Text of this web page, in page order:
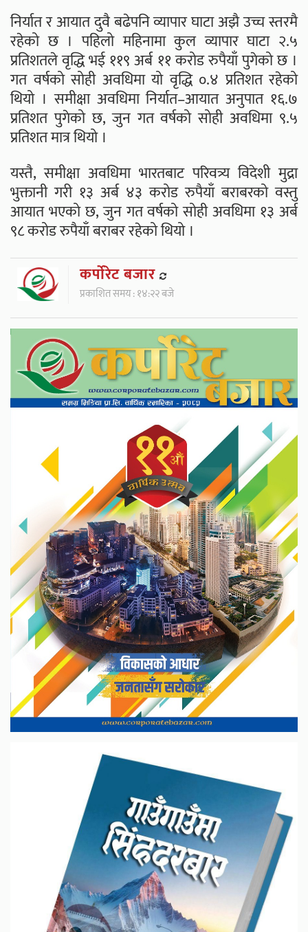
निर्यात र आयात दुवै बढेपनि व्यापार घाटा अझै उच्च स्तरमै
रहेको छ । पहिलो महिनामा कुल व्यापार घाटा २.५
प्रतिशतले वृद्धि भई ११९ अर्ब ११ करोड रुपैयाँ पुगेको छ ।
गत वर्षको सोही अवधिमा यो वृद्धि ०.४ प्रतिशत रहेको
थियो । समीक्षा अवधिमा निर्यात–आयात अनुपात १६.७
प्रतिशत पुगेको छ, जुन गत वर्षको सोही अवधिमा ९.५
प्रतिशत मात्र थियो ।
यस्तै, समीक्षा अवधिमा भारतबाट परिवत्र्य विदेशी मुद्रा
भुक्तानी गरी १३ अर्ब ४३ करोड रुपैयाँ बराबरको वस्तु
आयात भएको छ, जुन गत वर्षको सोही अवधिमा १३ अर्ब
९८ करोड रुपैयाँ बराबर रहेको थियो ।
कर्पाेरेट बजार
प्रकाशित समय : १४:२२ बजे